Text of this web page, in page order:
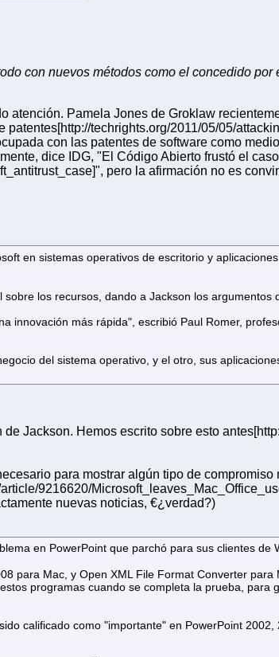
con nuevos métodos como el concedido
Pamela Jones de Groklaw
techrights.org/2011/05/05/
con las patentes de software como
dice IDG, "El Código Abierto frustó el
pero la afirmación no es
en sistemas operativos de escritorio y
los recursos, dando a Jackson los argumentos
innovación más rápida", escribió Paul Romer,
del sistema operativo, y el otro, sus
Jackson. Hemos escrito sobre esto
para mostrar algún tipo de
9216620/
nuevas noticias, €¿verdad?)
en PowerPoint que parchó para sus clientes de
para Mac, y Open XML File Format Converter para
programas cuando se completa la prueba, para
calificado como "importante" en PowerPoint